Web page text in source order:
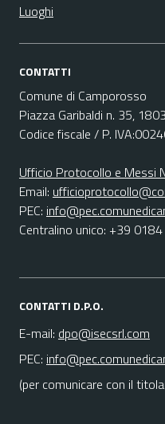
Luoghi
CONTATTI
Comune di Camporosso
Piazza Garibaldi n. 35,
Codice fiscale / P.
Ufficio Protocollo e Messi
Email:
PEC:
Centralino unico: +39
CONTATTI D.P.O.
E-mail: dpo@isecsrl.com
PEC:
(per comunicare con il